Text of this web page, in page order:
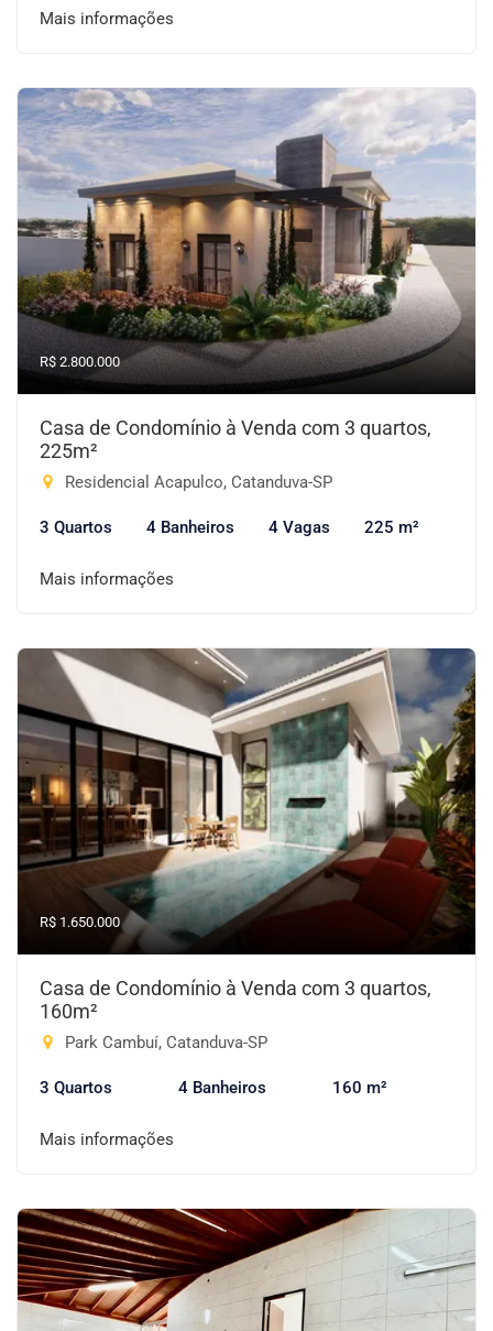
Mais informações
R$ 2.800.000
Casa de Condomínio à Venda com 3 quartos,
225m²
Residencial Acapulco, Catanduva-SP
3 Quartos 4 Banheiros 4 Vagas 225 m²
Mais informações
R$ 1.650.000
Casa de Condomínio à Venda com 3 quartos,
160m²
Park Cambuí, Catanduva-SP
3 Quartos 4 Banheiros 160 m²
Mais informações